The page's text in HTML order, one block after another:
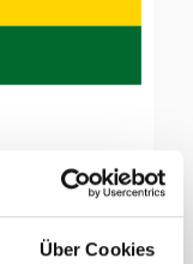
Über Cookies